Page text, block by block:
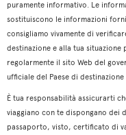
puramente informativo. Le
sostituiscono le informazioni
consigliamo vivamente di
destinazione e alla tua
regolarmente il sito Web del
ufficiale del Paese di
È tua responsabilità assicurarti
viaggiano con te dispongano dei
passaporto, visto, certificato di